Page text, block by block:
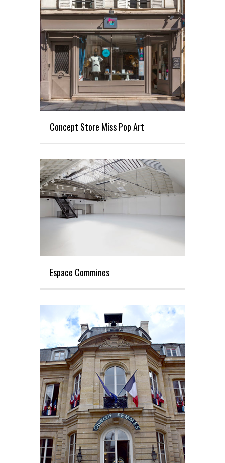
Concept Store Miss Pop Art
Espace Commines